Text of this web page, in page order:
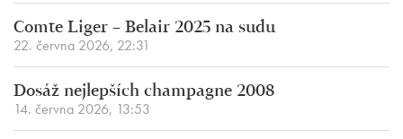
Comte Liger – Belair 2025 na sudu
22. června 2026, 22:31
Dosáž nejlepších champagne 2008
14. června 2026, 13:53